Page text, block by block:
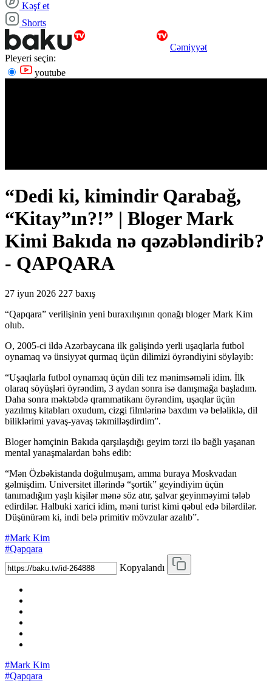
Kəşf et
Shorts
Cəmiyyət
Pleyeri seçin:
youtube
“Dedi ki, kimindir Qarabağ,
“Kitay”ın?!” | Bloger Mark
Kimi Bakıda nə qəzəbləndirib?
- QAPQARA
27 iyun 2026 227 baxış
“Qapqara” verilişinin yeni buraxılışının qonağı bloger Mark Kim
olub.
O, 2005-ci ildə Azərbaycana ilk gəlişində yerli uşaqlarla futbol
oynamaq və ünsiyyət qurmaq üçün dilimizi öyrəndiyini söyləyib:
“Uşaqlarla futbol oynamaq üçün dili tez mənimsəməli idim. İlk
olaraq söyüşləri öyrəndim, 3 aydan sonra isə danışmağa başladım.
Daha sonra məktəbdə qrammatikanı öyrəndim, uşaqlar üçün
yazılmış kitabları oxudum, cizgi filmlərinə baxdım və beləliklə, dil
biliklərimi yavaş-yavaş təkmilləşdirdim”.
Bloger həmçinin Bakıda qarşılaşdığı geyim tərzi ilə bağlı yaşanan
mental yanaşmalardan bəhs edib:
“Mən Özbəkistanda doğulmuşam, amma buraya Moskvadan
gəlmişdim. Universitet illərində “şortik” geyindiyim üçün
tanımadığım yaşlı kişilər mənə söz atır, şalvar geyinməyimi tələb
edirdilər. Halbuki xarici idim, məni turist kimi qəbul edə bilərdilər.
Düşünürəm ki, indi belə primitiv mövzular azalıb”.
#Mark Kim
#Qapqara
Kopyalandı
#Mark Kim
#Qapqara